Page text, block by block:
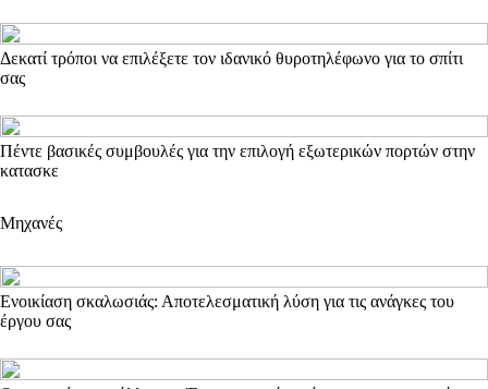
Δεκατί τρόποι να επιλέξετε τον ιδανικό θυροτηλέφωνο για το σπίτι
σας
Πέντε βασικές συμβουλές για την επιλογή εξωτερικών πορτών στην
κατασκε
Μηχανές
Ενοικίαση σκαλωσιάς: Αποτελεσματική λύση για τις ανάγκες του
έργου σας